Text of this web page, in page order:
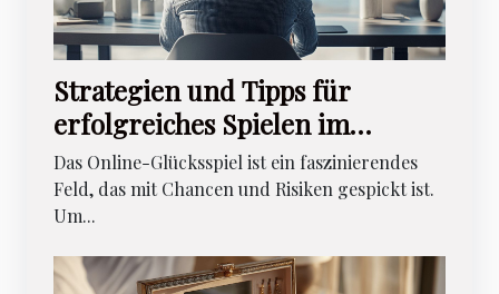
Strategien und Tipps für
erfolgreiches Spielen im
Online-Glücksspiel
Das Online-Glücksspiel ist ein faszinierendes
Feld, das mit Chancen und Risiken gespickt ist.
Um...